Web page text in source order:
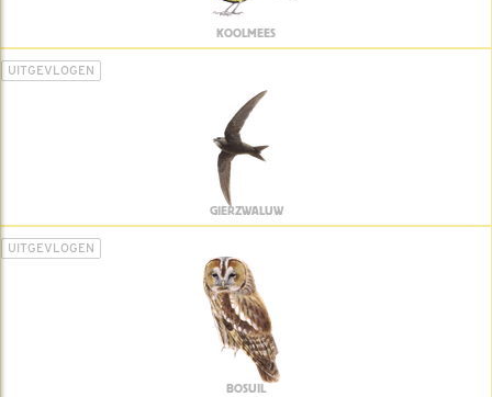
KOOLMEES
UITGEVLOGEN
GIERZWALUW
UITGEVLOGEN
BOSUIL